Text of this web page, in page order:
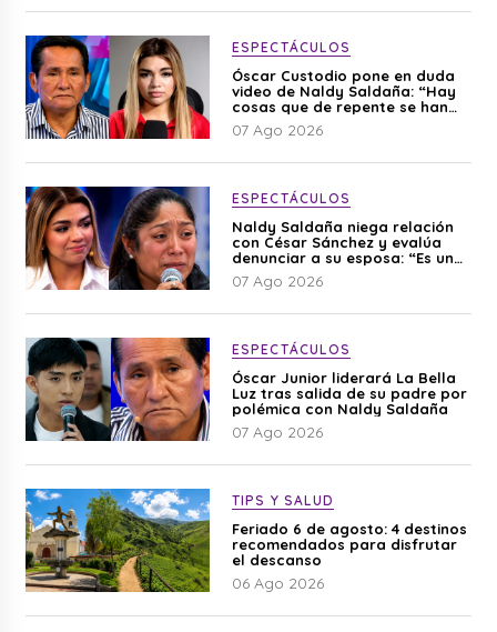
ESPECTÁCULOS
Óscar Custodio pone en duda
video de Naldy Saldaña: “Hay
cosas que de repente se han
editado”
07 Ago 2026
ESPECTÁCULOS
Naldy Saldaña niega relación
con César Sánchez y evalúa
denunciar a su esposa: “Es una
difamación”
07 Ago 2026
ESPECTÁCULOS
Óscar Junior liderará La Bella
Luz tras salida de su padre por
polémica con Naldy Saldaña
07 Ago 2026
TIPS Y SALUD
Feriado 6 de agosto: 4 destinos
recomendados para disfrutar
el descanso
06 Ago 2026